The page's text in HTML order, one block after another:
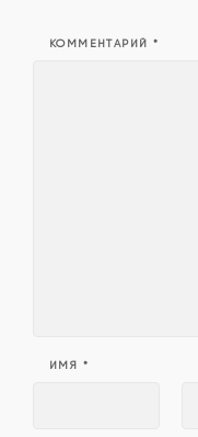
КОММЕНТАРИЙ *
ИМЯ *